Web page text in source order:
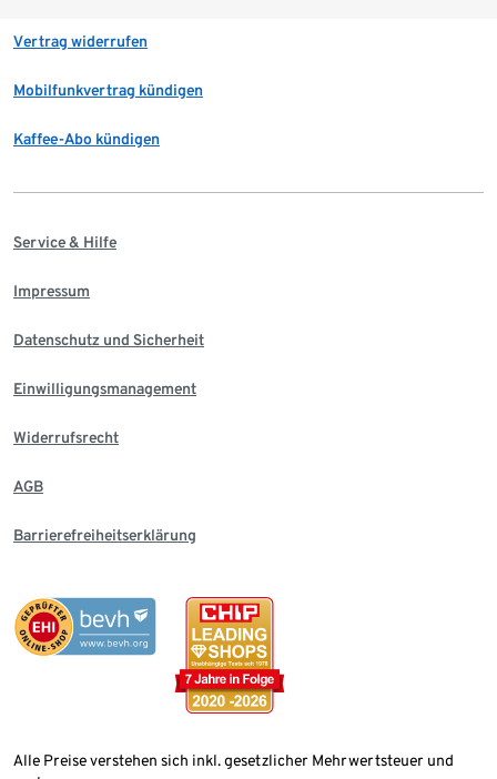
Vertrag widerrufen
Mobilfunkvertrag kündigen
Kaffee-Abo kündigen
Service & Hilfe
Impressum
Datenschutz und Sicherheit
Einwilligungsmanagement
Widerrufsrecht
AGB
Barrierefreiheitserklärung
Alle Preise verstehen sich inkl. gesetzlicher Mehrwertsteuer und